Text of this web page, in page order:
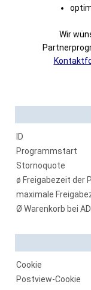
Wir
ID
Programmstart
Stornoquote
ø Freigabezeit der
maximale
Ø Warenkorb bei
Cookie
Postview-Cookie